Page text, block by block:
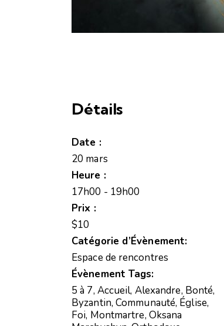
Détails
Date :
20 mars
Heure :
17h00 - 19h00
Prix :
$10
Catégorie d’Évènement:
Espace de rencontres
Évènement Tags:
5 à 7, Accueil, Alexandre, Bonté,
Byzantin,Communauté, Église,
Foi, Montmartre, Oksana